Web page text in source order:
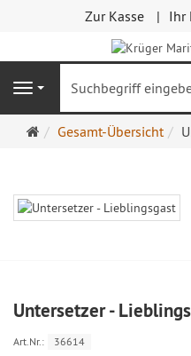
Zur Kasse Ihr
Navigation
Startseite
Gesamt-Übersicht
Untersetzer -
Art.Nr.: 36614